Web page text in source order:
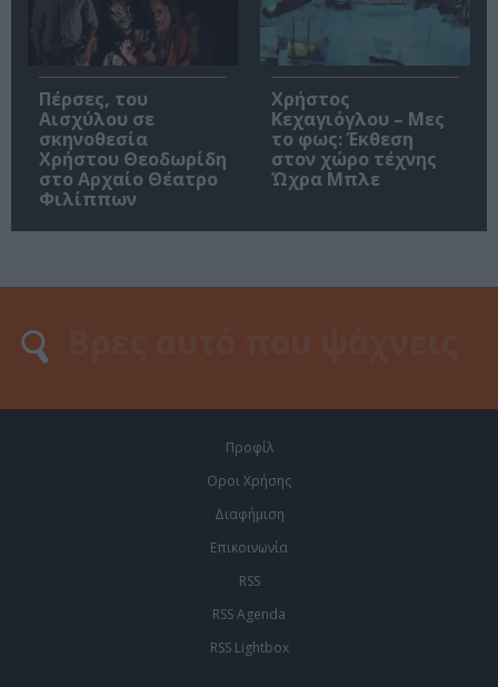
Πέρσες, του
Αισχύλου σε
σκηνοθεσία
Χρήστου Θεοδωρίδη
στο Αρχαίο Θέατρο
Φιλίππων
Χρήστος
Κεχαγιόγλου – Μες
το φως: Έκθεση
στον χώρο τέχνης
Ώχρα Μπλε
Προφίλ
Οροι Χρήσης
Διαφήμιση
Επικοινωνία
RSS
RSS Agenda
RSS Lightbox